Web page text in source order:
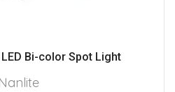
LED Bi-color Spot Light
Nanlite